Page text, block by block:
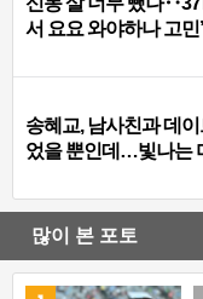
서 요요 와야하나 고
송혜교, 남사친과 데
었을 뿐인데…빛나는
많이 본 포토